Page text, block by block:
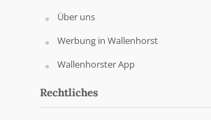
Über uns
Werbung in Wallenhorst
Wallenhorster App
Rechtliches